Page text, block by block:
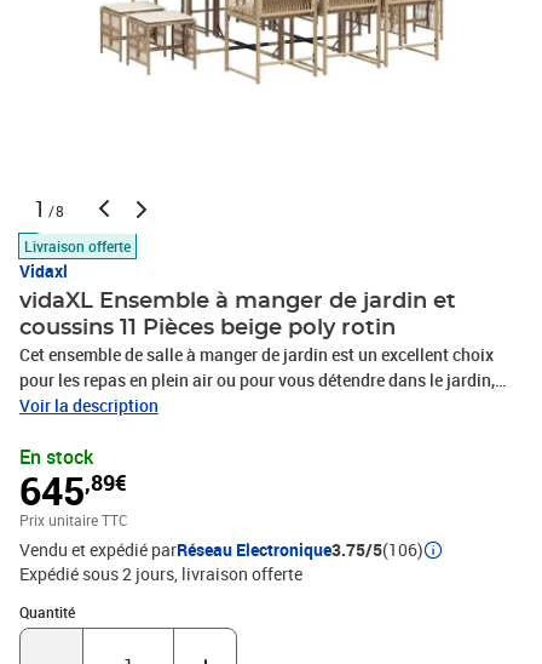
1 /8
Livraison offerte
Vidaxl
vidaXL Ensemble à manger de jardin et
coussins 11 Pièces beige poly rotin
Cet ensemble de salle à manger de jardin est un excellent choix
pour les repas en plein air ou pour vous détendre dans le jardin,
dans l'arrière-cour ou sur la terrasse. Matériau durable : la résine
matériau synthétique solide et nécessitant peu d'entretien qui
ressemble au rotin naturel. Il est léger, facile à nettoyer et
couramment utilisé pour les meubles d'extérieur en raison de sa
durabilité et de ses propriétés de résistance aux
intempéries.Rangement compact : ces chaises sont dotées d'un
dossier rabattable, ce qui permet de les ranger facilement sous la
table. Une fois pliées, elles se rangent parfaitement sous la table,
formant un cube peu encombrant. De plus, les tabourets peuvent
Voir la description
En stock
645,89€
Prix unitaire TTC
Vendu et expédié parRéseau Electronique3.75/5(106)
Expédié sous 2 jours livraison offerte
Quantité
Quantité : 1